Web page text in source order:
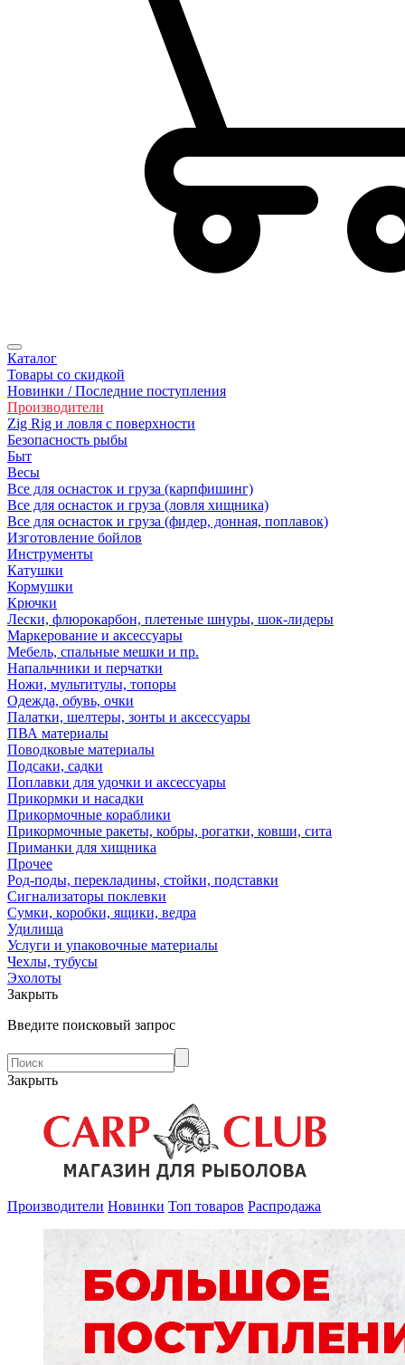
Каталог
Товары со скидкой
Новинки / Последние поступления
Производители
Zig Rig и ловля с поверхности
Безoпасность рыбы
Быт
Весы
Все для оснасток и груза (карпфишинг)
Все для оснасток и груза (ловля хищника)
Все для оснасток и груза (фидер, донная, поплавок)
Изготовление бойлов
Инструменты
Катушки
Кормушки
Крючки
Лески, флюрокарбон, плетеные шнуры, шок-лидеры
Маркерование и аксессуары
Мебель, спальные мешки и пр.
Напальчники и перчатки
Ножи, мультитулы, топоры
Одежда, обувь, очки
Палатки, шелтеры, зонты и аксессуары
ПВА материалы
Поводковые материалы
Подсаки, садки
Поплавки для удочки и аксессуары
Прикормки и насадки
Прикормочные кораблики
Прикормочные ракеты, кобры, рогатки, ковши, сита
Приманки для хищника
Прочее
Род-поды, перекладины, стойки, подставки
Сигнализаторы поклевки
Сумки, коробки, ящики, ведра
Удилища
Услуги и упаковочные материалы
Чехлы, тубусы
Эхолоты
Закрыть
Введите поисковый запрос
Закрыть
Производители Новинки Топ товаров Распродажа